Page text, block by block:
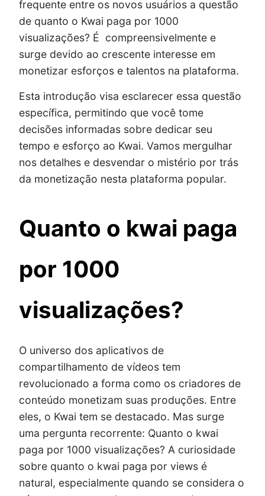
frequente entre os novos usuários a questão
de quanto o Kwai paga por 1000
visualizações? É compreensivelmente e
surge devido ao crescente interesse em
monetizar esforços e talentos na plataforma.
Esta introdução visa esclarecer essa questão
específica, permitindo que você tome
decisões informadas sobre dedicar seu
tempo e esforço ao Kwai. Vamos mergulhar
nos detalhes e desvendar o mistério por trás
da monetização nesta plataforma popular.
Quanto o kwai paga
por 1000
visualizações?
O universo dos aplicativos de
compartilhamento de vídeos tem
revolucionado a forma como os criadores de
conteúdo monetizam suas produções. Entre
eles, o Kwai tem se destacado. Mas surge
uma pergunta recorrente: Quanto o kwai
paga por 1000 visualizações? A curiosidade
sobre quanto o kwai paga por views é
natural, especialmente quando se considera o